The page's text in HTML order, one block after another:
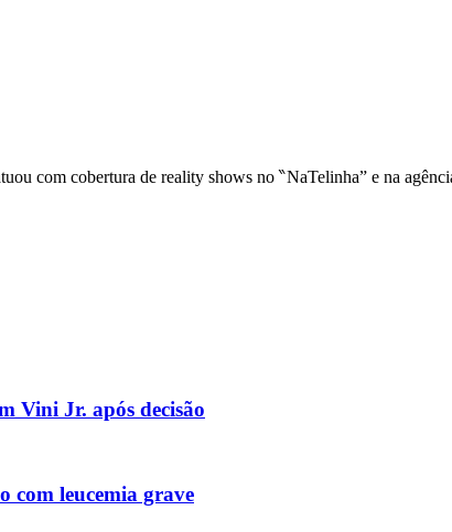
com cobertura de reality shows no ‶NaTelinha” e na
Vini Jr. após decisão
com leucemia grave